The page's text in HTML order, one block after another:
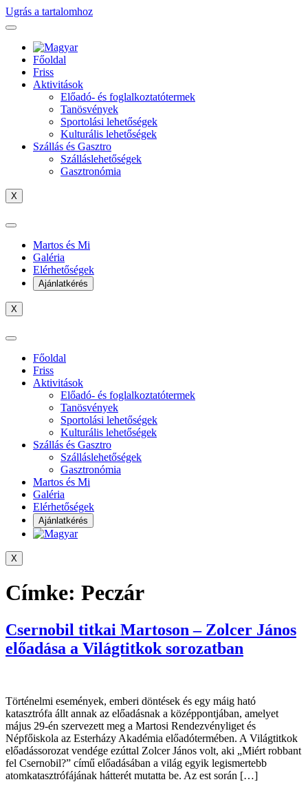
Ugrás a tartalomhoz
Főoldal
Friss
Aktivitások
Előadó- és foglalkoztatótermek
Tanösvények
Sportolási lehetőségek
Kulturális lehetőségek
Szállás és Gasztro
Szálláslehetőségek
Gasztronómia
X
Martos és Mi
Galéria
Elérhetőségek
Ajánlatkérés
X
Főoldal
Friss
Aktivitások
Előadó- és foglalkoztatótermek
Tanösvények
Sportolási lehetőségek
Kulturális lehetőségek
Szállás és Gasztro
Szálláslehetőségek
Gasztronómia
Martos és Mi
Galéria
Elérhetőségek
Ajánlatkérés
X
Címke: Peczár
Csernobil titkai Martoson – Zolcer János
előadása a Világtitkok sorozatban
Történelmi események, emberi döntések és egy máig ható
katasztrófa állt annak az előadásnak a középpontjában, amelyet
május 29-én szervezett meg a Martosi Rendezvényliget és
Népfőiskola az Esterházy Akadémia előadótermében. A Világtitkok
előadássorozat vendége ezúttal Zolcer János volt, aki „Miért robbant
fel Csernobil?” című előadásában a világ egyik legismertebb
atomkatasztrófájának hátterét mutatta be. Az est során […]